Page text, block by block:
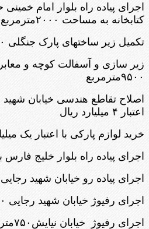
اجرای پیاده راه بلوار امام
کتابخانه به مساحت ۲۰۰۰مترمربع
تکمیل زیر ساختهای پارک جنگلی ۴۵۰۰مترمربع
زیر سازی و آسفالت کوچه و
۹۵۰۰مترمربع
اصلاح تقاطع هندسی خیابان شهید
اعتبار ۴ میلیارد ریال
خرید لوازم پارکی با اعتبار یک
اجرای پیاده راه بلوار خلیج فارس به متراژ
اجرای پیاده رو خیابان شهید رجایی به متراژ
اجرای رفیوژ خیابان شهید رجایی ۳۵۰متر
اجرای رفیوژ خیابان نیایش۷۵۰متر